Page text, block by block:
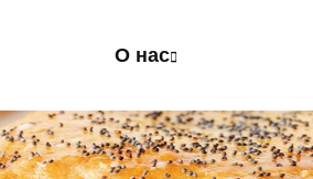
О нас